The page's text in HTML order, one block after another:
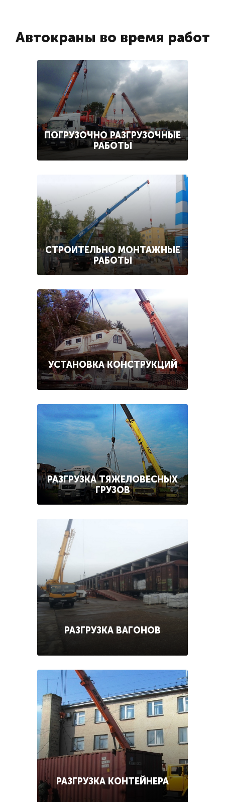
Автокраны во время работ
ПОГРУЗОЧНО РАЗГРУЗОЧНЫЕ
РАБОТЫ
СТРОИТЕЛЬНО МОНТАЖНЫЕ
РАБОТЫ
УСТАНОВКА КОНСТРУКЦИЙ
РАЗГРУЗКА ТЯЖЕЛОВЕСНЫХ
ГРУЗОВ
РАЗГРУЗКА ВАГОНОВ
РАЗГРУЗКА КОНТЕЙНЕРА